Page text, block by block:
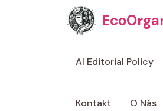
AI Editorial Policy
Kontakt O Nás